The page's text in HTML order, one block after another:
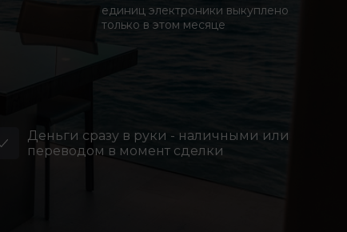
единиц электроники выкуплено
только в этом месяце
Деньги сразу в руки - наличными или
переводом в момент сделки